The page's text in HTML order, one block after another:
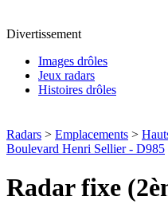
Divertissement
Images drôles
Jeux radars
Histoires drôles
Radars > Emplacements >
Boulevard Henri Sellier - D985
Radar fixe